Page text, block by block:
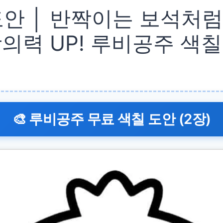
│ 반짝이는 보석처
력 UP! 루비공주 색
🎨 루비공주 무료 색칠 도안 (2장)